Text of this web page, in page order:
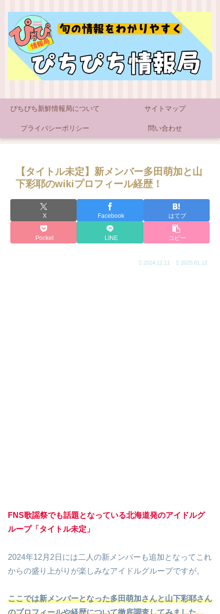
ぴちぴち新鮮情報局について サイトマップ
プライバシーポリシー 問い合わせ
【タイトル未定】新メンバー多田萌加と山
下彩耶のwikiプロフィール経歴！
X Facebook はてブ
Pocket LINE コピー
2024.12.11 2025.01.12
FNS歌謡祭でも話題となっている北海道発のアイドルグ
ループ「タイトル未定」
2024年12月2日には二人の新メンバーも追加となってこれ
からの盛り上がりが楽しみなアイドルグループですが。
ここでは新メンバーとなった多田萌加さんと山下彩耶さん